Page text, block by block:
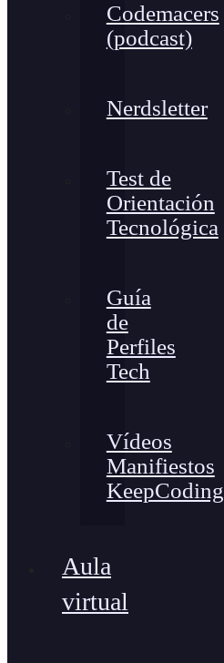
Codemacers
(podcast)
Nerdsletter
Test de
Orientación
Tecnológica
Guía
de
Perfiles
Tech
Vídeos
Manifiestos
KeepCoding
Aula
virtual